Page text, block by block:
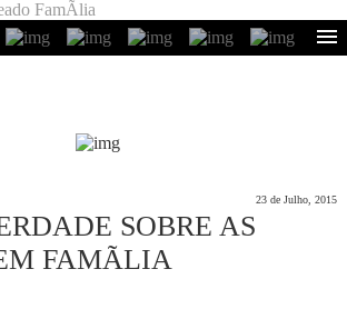
FamÃ­lia
23 de Julho, 2015
SOBRE AS
FAMÃ­LIA